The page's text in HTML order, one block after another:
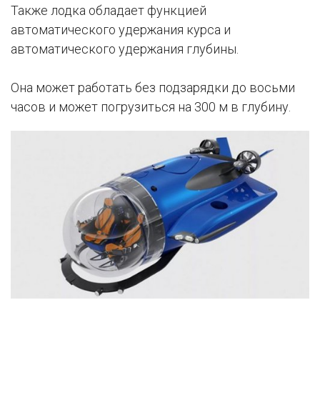
Также лодка обладает функцией
автоматического удержания курса и
автоматического удержания глубины.
Она может работать без подзарядки до восьми
часов и может погрузиться на 300 м в глубину.